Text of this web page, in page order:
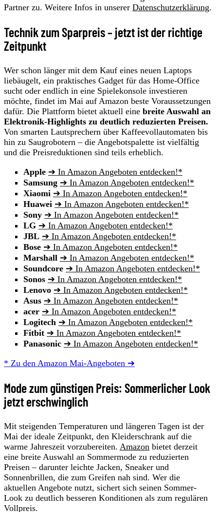
Partner zu. Weitere Infos in unserer Datenschutzerklärung.
Technik zum Sparpreis – jetzt ist der richtige
Zeitpunkt
Wer schon länger mit dem Kauf eines neuen Laptops
liebäugelt, ein praktisches Gadget für das Home-Office
sucht oder endlich in eine Spielekonsole investieren
möchte, findet im Mai auf Amazon beste Voraussetzungen
dafür. Die Plattform bietet aktuell eine breite Auswahl an
Elektronik-Highlights zu deutlich reduzierten Preisen.
Von smarten Lautsprechern über Kaffeevollautomaten bis
hin zu Saugrobotern – die Angebotspalette ist vielfältig
und die Preisreduktionen sind teils erheblich.
Apple ➔ In Amazon Angeboten entdecken!*
Samsung ➔ In Amazon Angeboten entdecken!*
Xiaomi ➔ In Amazon Angeboten entdecken!*
Huawei ➔ In Amazon Angeboten entdecken!*
Sony ➔ In Amazon Angeboten entdecken!*
LG ➔ In Amazon Angeboten entdecken!*
JBL ➔ In Amazon Angeboten entdecken!*
Bose ➔ In Amazon Angeboten entdecken!*
Marshall ➔ In Amazon Angeboten entdecken!*
Soundcore ➔ In Amazon Angeboten entdecken!*
Sonos ➔ In Amazon Angeboten entdecken!*
Lenovo ➔ In Amazon Angeboten entdecken!*
Asus ➔ In Amazon Angeboten entdecken!*
acer ➔ In Amazon Angeboten entdecken!*
Logitech ➔ In Amazon Angeboten entdecken!*
Fitbit ➔ In Amazon Angeboten entdecken!*
Panasonic ➔ In Amazon Angeboten entdecken!*
* Zu den Amazon Mai-Angeboten ➔
Mode zum günstigen Preis: Sommerlicher Look
jetzt erschwinglich
Mit steigenden Temperaturen und längeren Tagen ist der
Mai der ideale Zeitpunkt, den Kleiderschrank auf die
warme Jahreszeit vorzubereiten. Amazon bietet derzeit
eine breite Auswahl an Sommermode zu reduzierten
Preisen – darunter leichte Jacken, Sneaker und
Sonnenbrillen, die zum Greifen nah sind. Wer die
aktuellen Angebote nutzt, sichert sich seinen Sommer-
Look zu deutlich besseren Konditionen als zum regulären
Vollpreis.